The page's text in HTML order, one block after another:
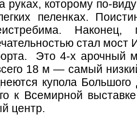
руках, которому по-
пеленках.
стал мост
Это 4-х арочный
18 м — самый
купола Большого
к Всемирной
центр.